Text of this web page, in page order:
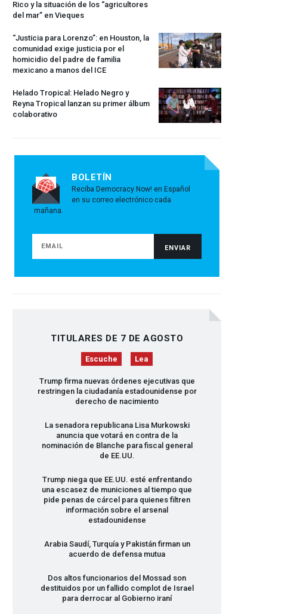
Rico y la situación de los “agricultores
del mar” en Vieques
“Justicia para Lorenzo”: en Houston, la
comunidad exige justicia por el
homicidio del padre de familia
mexicano a manos del ICE
Helado Tropical: Helado Negro y
Reyna Tropical lanzan su primer álbum
colaborativo
BOLETÍN
Reciba Democracy Now! en Español
en su correo electrónico cada
mañana.
TITULARES DE 7 DE AGOSTO
Escuche Lea
Trump firma nuevas órdenes ejecutivas que
restringen la ciudadanía estadounidense por
derecho de nacimiento
La senadora republicana Lisa Murkowski
anuncia que votará en contra de la
nominación de Blanche para fiscal general
de EE.UU.
Trump niega que EE.UU. esté enfrentando
una escasez de municiones al tiempo que
pide penas de cárcel para quienes filtren
información sobre el arsenal
estadounidense
Arabia Saudí, Turquía y Pakistán firman un
acuerdo de defensa mutua
Dos altos funcionarios del Mossad son
destituidos por un fallido complot de Israel
para derrocar al Gobierno iraní